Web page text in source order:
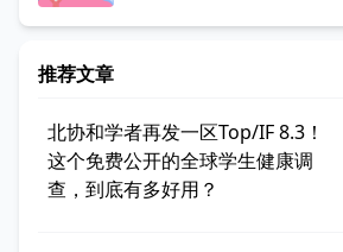
推荐文章
北协和学者再发一区Top/IF 8.3！
这个免费公开的全球学生健康调
查，到底有多好用？